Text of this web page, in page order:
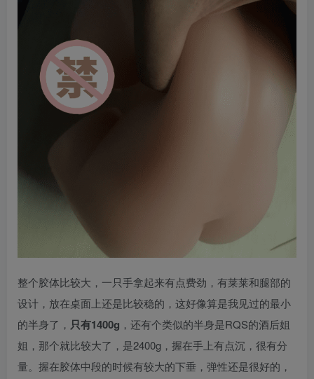
整个胶体比较大，一只手拿起来有点费劲，有莱莱和腿部的
设计，放在桌面上还是比较稳的，这好像算是我见过的最小
的半身了， 只有1400g ，还有个类似的半身是RQS的酒后姐
姐，那个就比较大了，是2400g，握在手上有点沉，很有分
量。握在胶体中段的时候有较大的下垂，弹性还是很好的，